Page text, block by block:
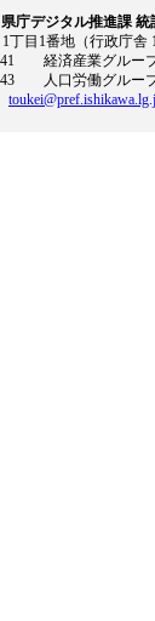
庁デジタル推進課 統
目1番地（行政庁舎
経済産業グループ
人口労働グループ